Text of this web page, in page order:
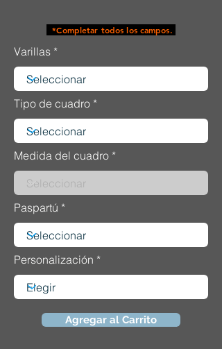
*Completar todos los campos.
Varillas
Tipo de cuadro
Medida del cuadro
Paspartú
Personalización
Agregar al Carrito